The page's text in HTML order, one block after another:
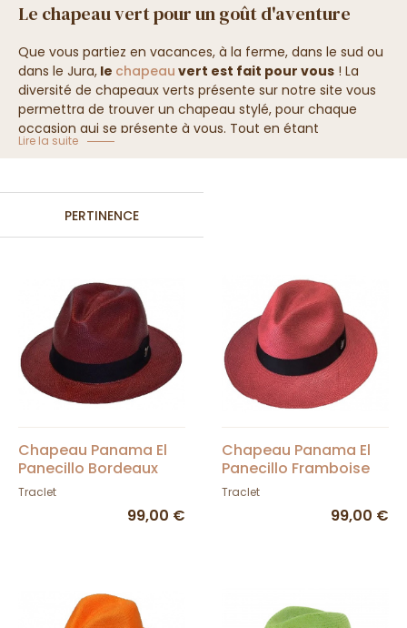
Le chapeau vert pour un goût d'aventure
Que vous partiez en vacances, à la ferme, dans le sud ou
dans le Jura, le chapeau vert est fait pour vous ! La
diversité de chapeaux verts présente sur notre site vous
permettra de trouver un chapeau stylé, pour chaque
occasion qui se présente à vous. Tout en étant
confortables, nos chapeaux font preuve d'un bon
Retrouvez une plus grande sélection de chapeau en
Lire la suite
PERTINENCE
Chapeau Panama El
Panecillo Bordeaux
Traclet
99,00 €
Chapeau Panama El
Panecillo Framboise
Traclet
99,00 €